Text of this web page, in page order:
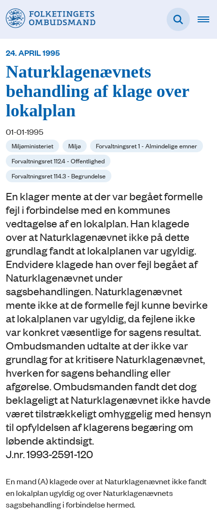
24. APRIL 1995
Naturklagenævnets
behandling af klage over
lokalplan
01-01-1995
Miljøministeriet Miljø
Forvaltningsret 1 - Almindelige emner
Forvaltningsret 112.4 - Offentlighed
Forvaltningsret 114.3 - Begrundelse
En klager mente at der var begået formelle
fejl i forbindelse med en kommunes
vedtagelse af en lokalplan. Han klagede
over at Naturklagenævnet ikke på dette
grundlag fandt at lokalplanen var ugyldig.
Endvidere klagede han over fejl begået af
Naturklagenævnet under
sagsbehandlingen. Naturklagenævnet
mente ikke at de formelle fejl kunne bevirke
at lokalplanen var ugyldig, da fejlene ikke
var konkret væsentlige for sagens resultat.
Ombudsmanden udtalte at der ikke var
grundlag for at kritisere Naturklagenævnet,
hverken for sagens behandling eller
afgørelse. Ombudsmanden fandt det dog
beklageligt at Naturklagenævnet ikke havde
været tilstrækkeligt omhyggelig med hensyn
til opfyldelsen af klagerens begæring om
løbende aktindsigt.
J.nr. 1993-2591-120
En mand (A) klagede over at Naturklagenævnet ikke fandt
en lokalplan ugyldig og over Naturklagenævnets
sagsbehandling i forbindelse hermed.